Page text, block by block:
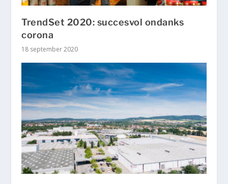
TrendSet 2020: succesvol ondanks
corona
18 september 2020